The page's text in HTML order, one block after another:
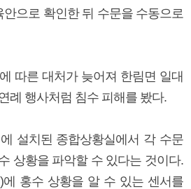
으로 확인한 뒤 수문을 수동으로
따른 대처가 늦어져 한림면 일대
례 행사처럼 침수 피해를 봤다.
설치된 종합상황실에서 각 수문
상황을 파악할 수 있다는 것이다.
에 홍수 상황을 알 수 있는 센서를